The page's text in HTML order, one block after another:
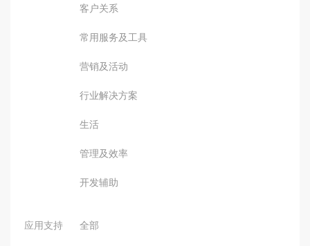
客户关系
常用服务及工具
营销及活动
行业解决方案
生活
管理及效率
开发辅助
应用支持 全部